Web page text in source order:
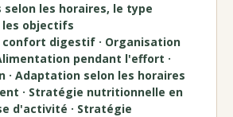
les horaires, le type
objectifs
digestif · Organisation
pendant l'effort ·
· Adaptation selon les horaires
· Stratégie nutritionnelle en
d'activité · Stratégie